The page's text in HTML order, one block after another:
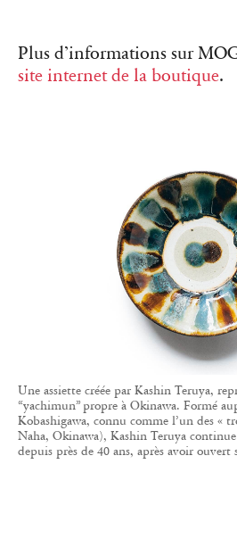
Plus d’informations sur
site internet de la boutique.
Une assiette créée par Kashin Teruya,
“yachimun” propre à Okinawa. Formé
Kobashigawa, connu comme l’un des «
Naha, Okinawa), Kashin Teruya
depuis près de 40 ans, après avoir